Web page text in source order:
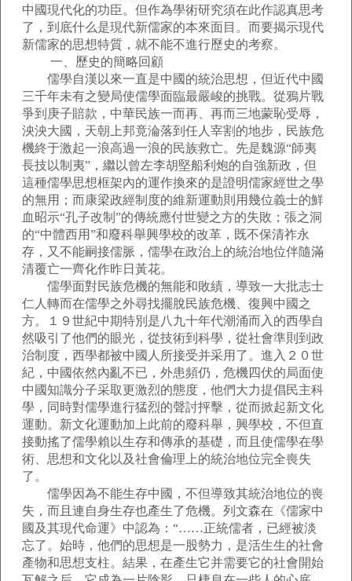
中國現代化的功臣。但作為學術研究須在此作認真思考
了，到底什么是現代新儒家的本來面目。而要揭示現代
新儒家的思想特質，就不能不進行歷史的考察。
一、歷史的簡略回顧
儒學自漢以來一直是中國的統治思想，但近代中國
三千年未有之變局使儒學面臨最嚴峻的挑戰。從鴉片戰
爭到庚子賠款，中華民族一而再、再而三地蒙恥受辱，
泱泱大國，天朝上邦竟淪落到任人宰割的地步，民族危
機終于激起一浪高過一浪的民族救亡。先是魏源“師夷
長技以制夷”，繼以曾左李胡堅船利炮的自強新政，但
這種儒學思想框架內的運作換來的是證明儒家經世之學
的無用；而康梁政經制度的維新運動則用幾位義士的鮮
血昭示“孔子改制”的傳統應付世變之方的失敗；張之洞
的“中體西用”和廢科舉興學校的改革，既不保清祚永
存，又不能嗣接儒脈，儒學在政治上的統治地位伴隨滿
清覆亡一齊化作昨日黃花。
儒學面對民族危機的無能和敗績，導致一大批志士
仁人轉而在儒學之外尋找擺脫民族危機、復興中國之
方。１９世紀中期特別是八九十年代潮涌而入的西學自
然吸引了他們的眼光，從技術到科學，從社會準則到政
治制度，西學都被中國人所接受并采用了。進入２０世
紀，中國依然內亂不已，外患頻仍，危機四伏的局面使
中國知識分子采取更激烈的態度，他們大力提倡民主科
學，同時對儒學進行猛烈的聲討抨擊，從而掀起新文化
運動。新文化運動加上此前的廢科舉，興學校，不但直
接動搖了儒學賴以生存和傳承的基礎，而且使儒學在學
術、思想和文化以及社會倫理上的統治地位完全喪失
了。
儒學因為不能生存中國，不但導致其統治地位的喪
失，而且連自身生存也產生了危機。列文森在《儒家中
國及其現代命運》中認為：“……正統儒者，已經被淡
忘了。始時，他們的思想是一股勢力，是活生生的社會
產物和思想支柱。結果，在產生它并需要它的社會開始